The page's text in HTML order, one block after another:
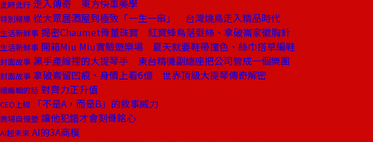
此時此行 走入傳奇 東方快車美學
特別報導 從大眾居酒屋到極致「一生一串」 台灣燒鳥走入精品時代
生活新鮮事 揭密Chaumet骨董珠寶 紅寶蜂鳥落髮絲、拿破崙家徽胸針
生活新鮮事 開箱Miu Miu實驗遊樂場 夏天就要鞋帶撞色、絲巾搭草編鞋
封面故事 黑手產線裡的大提琴手 東台精機副總座把公司管成一個樂團
封面故事 拿破崙留凹痕、身價上看6億 世界頂級大提琴傳奇解密
總編輯的話 對齊力正升值
CEO上線 「不是A，而是B」的敘事威力
商場自慢塾 讓他犯錯才會刻骨銘心
AI超未來 AI的3A商模